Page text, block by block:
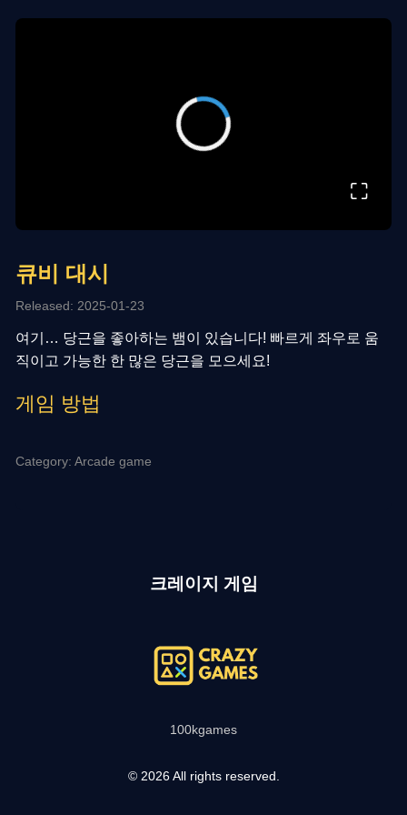
⛶
큐비 대시
Released: 2025-01-23
여기… 당근을 좋아하는 뱀이 있습니다! 빠르게 좌우로 움
직이고 가능한 한 많은 당근을 모으세요!
게임 방법
Category: Arcade game
크레이지 게임
100kgames
© 2026 All rights reserved.